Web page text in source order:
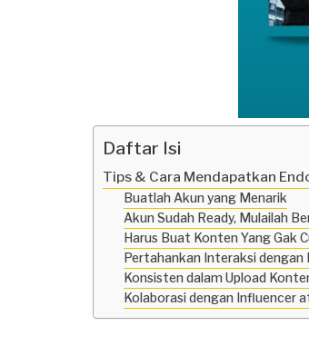
Daftar Isi
Tips & Cara Mendapatkan
Buatlah Akun yang Menarik
Akun Sudah Ready, Mulailah
Harus Buat Konten Yang Gak
Pertahankan Interaksi
Konsisten dalam Upload
Kolaborasi dengan Influencer